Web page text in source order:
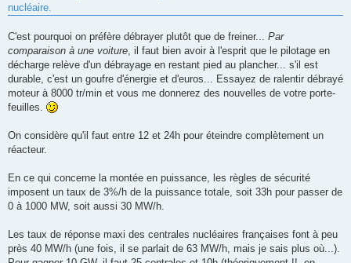
nucléaire.
C'est pourquoi on préfère débrayer plutôt que de freiner... Par
comparaison à une voiture , il faut bien avoir à l'esprit que le pilotage en
décharge relève d'un débrayage en restant pied au plancher... s'il est
durable, c'est un goufre d'énergie et d'euros... Essayez de ralentir débrayé
moteur à 8000 tr/min et vous me donnerez des nouvelles de votre porte-
feuilles.
On considère qu'il faut entre 12 et 24h pour éteindre complètement un
réacteur.
En ce qui concerne la montée en puissance, les règles de sécurité
imposent un taux de 3%/h de la puissance totale, soit 33h pour passer de
0 à 1000 MW, soit aussi 30 MW/h.
Les taux de réponse maxi des centrales nucléaires françaises font à peu
près 40 MW/h (une fois, il se parlait de 63 MW/h, mais je sais plus où...).